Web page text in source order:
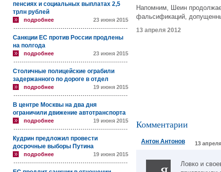
пенсиях и социальных выплатах 2,5
трлн рублей
подробнее 23 июня 2015
Санкции ЕС против России продлены
на полгода
подробнее 23 июня 2015
Столичные полицейские ограбили
задержанного по дороге в отдел
подробнее 19 июня 2015
В центре Москвы на два дня
ограничили движение автотранспорта
подробнее 19 июня 2015
Кудрин предложил провести
досрочные выборы Путина
подробнее 19 июня 2015
Напомним, Шеин
фальсификаций,
13 апреля 2012
Комментарии
Антон Антонов 13
Ловко и